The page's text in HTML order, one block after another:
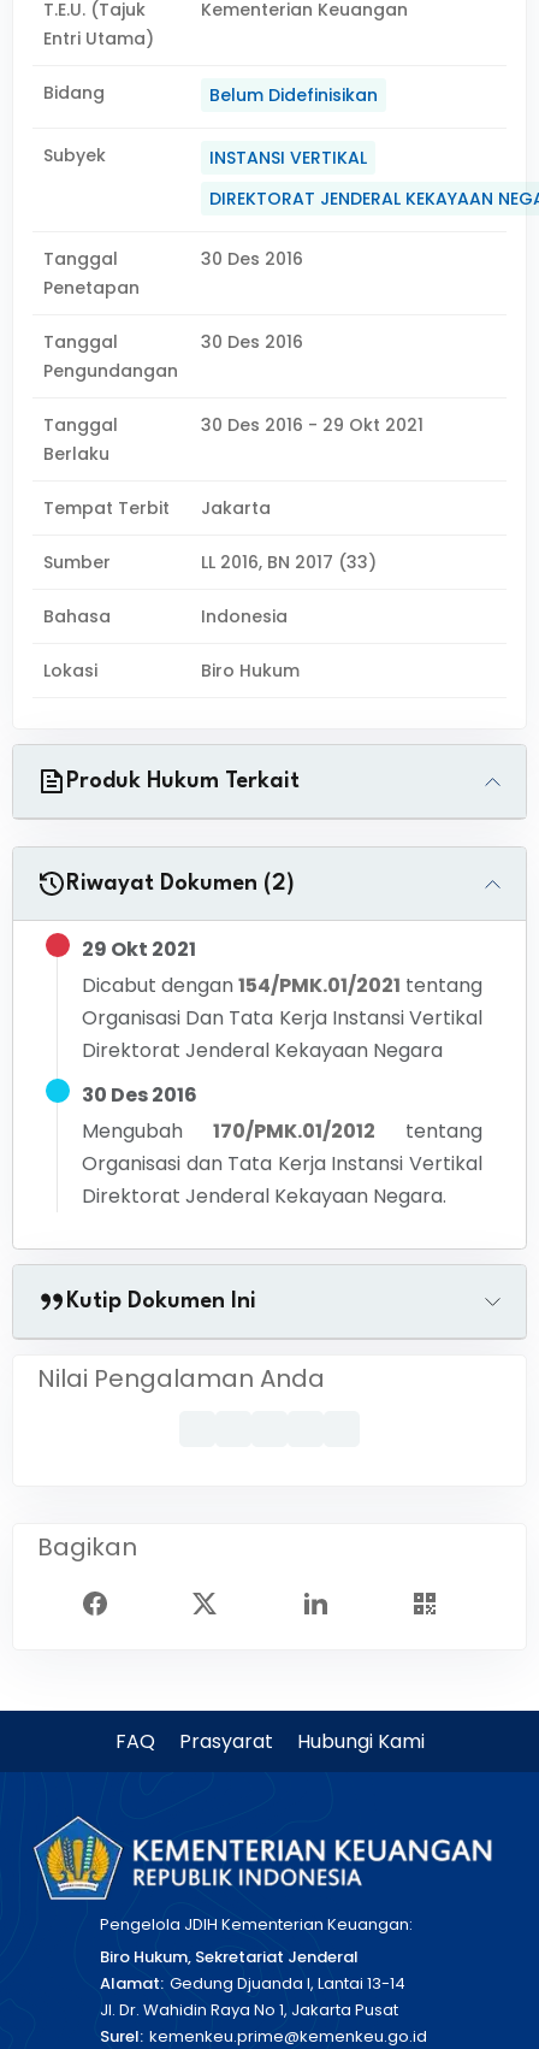
T.E.U. (Tajuk
Entri Utama)
Kementerian Keuangan
Bidang Belum Didefinisikan
Subyek
INSTANSI VERTIKAL
DIREKTORAT JENDERAL KEKAYAAN
Tanggal
Penetapan
30 Des 2016
Tanggal
Pengundangan
30 Des 2016
Tanggal
Berlaku
30 Des 2016 - 29 Okt 2021
Tempat Terbit Jakarta
Sumber LL 2016, BN 2017 (33)
Bahasa Indonesia
Lokasi Biro Hukum
Produk Hukum Terkait
Riwayat Dokumen (2)
29 Okt 2021
Dicabut dengan154/PMK.01/2021 tentang
Organisasi Dan Tata Kerja Instansi Vertikal
Direktorat Jenderal Kekayaan Negara
30 Des 2016
Mengubah
170/PMK.01/2012
tentang
Organisasi dan Tata Kerja Instansi Vertikal
Direktorat Jenderal Kekayaan Negara.
Kutip Dokumen Ini
Nilai Pengalaman Anda
Bagikan
FAQ Prasyarat Hubungi Kami
Pengelola JDIH Kementerian Keuangan:
Biro Hukum, Sekretariat Jenderal
Alamat: Gedung Djuanda I, Lantai 13-14
Jl. Dr. Wahidin Raya No 1, Jakarta Pusat
Surel: kemenkeu.prime@kemenkeu.go.id